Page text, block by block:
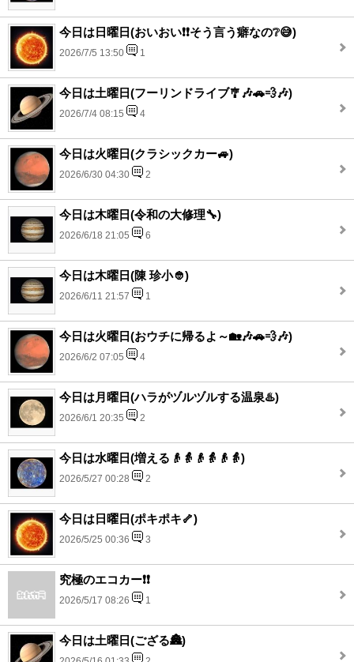
今日は日曜日(おいおい❗❗そう言う癖なの❔😅)
2026/7/5 13:50 1
今日は土曜日(フーリンドライブ🎐🎶🚗💨🎶)
2026/7/4 08:15 4
今日は火曜日(クラシックカー🚙)
2026/6/30 04:30 2
今日は木曜日(令和の大修理🔧)
2026/6/18 21:05 6
今日は木曜日(陳 珍小👲)
2026/6/11 21:57 1
今日は火曜日(おウチに帰るよ～🏡🎶🚗💨🎶)
2026/6/2 07:05 4
今日は月曜日(ハラがヅルヅルする温泉♨️)
2026/6/1 20:35 2
今日は水曜日(増える👴👵👴👵👴👵)
2026/5/27 00:28 2
今日は日曜日(ポキポキ🦴)
2026/5/25 00:36 3
究極のエコカー❗❗
2026/5/17 08:26 1
今日は土曜日(ござる🏯)